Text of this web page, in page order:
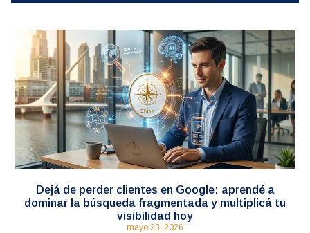
Dejá de perder clientes en Google: aprendé a
dominar la búsqueda fragmentada y multiplicá tu
visibilidad hoy
mayo 23, 2026